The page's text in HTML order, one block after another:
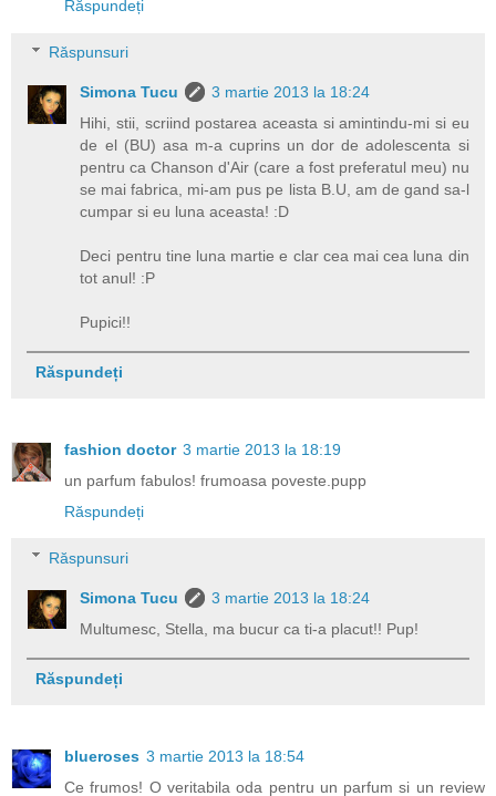
Răspundeți
Răspunsuri
Simona Tucu
3 martie 2013 la 18:24
Hihi, stii, scriind postarea aceasta si amintindu-mi si eu
de el (BU) asa m-a cuprins un dor de adolescenta si
pentru ca Chanson d'Air (care a fost preferatul meu) nu
se mai fabrica, mi-am pus pe lista B.U, am de gand sa-l
cumpar si eu luna aceasta! :D
Deci pentru tine luna martie e clar cea mai cea luna din
tot anul! :P
Pupici!!
Răspundeți
fashion doctor 3 martie 2013 la 18:19
un parfum fabulos! frumoasa poveste.pupp
Răspundeți
Răspunsuri
Simona Tucu
3 martie 2013 la 18:24
Multumesc, Stella, ma bucur ca ti-a placut!! Pup!
Răspundeți
blueroses 3 martie 2013 la 18:54
Ce frumos! O veritabila oda pentru un parfum si un review